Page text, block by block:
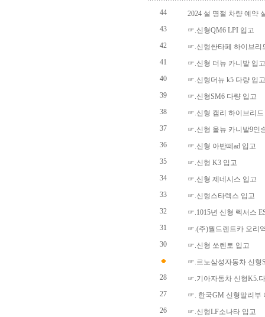
44
2024 설 명절 차량 예약
43
☞.신형QM6 LPI 입고
42
☞.신형싼타페 하이브리
41
☞.신형 더뉴 카니발 입고
40
☞.신형더뉴 k5 다량 입고
39
☞.신형SM6 다량 입고
38
☞.신형 캠리 하이브리드
37
☞.신형 올뉴 카니발9인
36
☞.신형 아반떼ad 입고
35
☞.신형 K3 입고
34
☞.신형 제네시스 입고
33
☞.신형스타렉스 입고
32
☞.1015년 신형 렉서스
31
☞.(주)월드렌트카 오리
30
☞.신형 쏘렌토 입고
☞.르노삼성자동차 신형
28
☞.기아자동차 신형K5.
27
☞. 한국GM 신형말리부
26
☞.신형LF소나타 입고